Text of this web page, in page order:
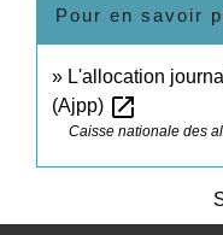
Pour en savoir
L'allocation
(Ajpp) open_in_new
Caisse nationale des